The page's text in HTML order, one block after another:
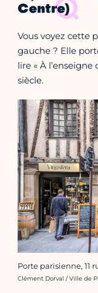
Centre)
Vous voyez cette
gauche ? Elle
lire « À
siècle.
Porte parisienne, 11
Crédit photo :
Clément Dorval / Ville de